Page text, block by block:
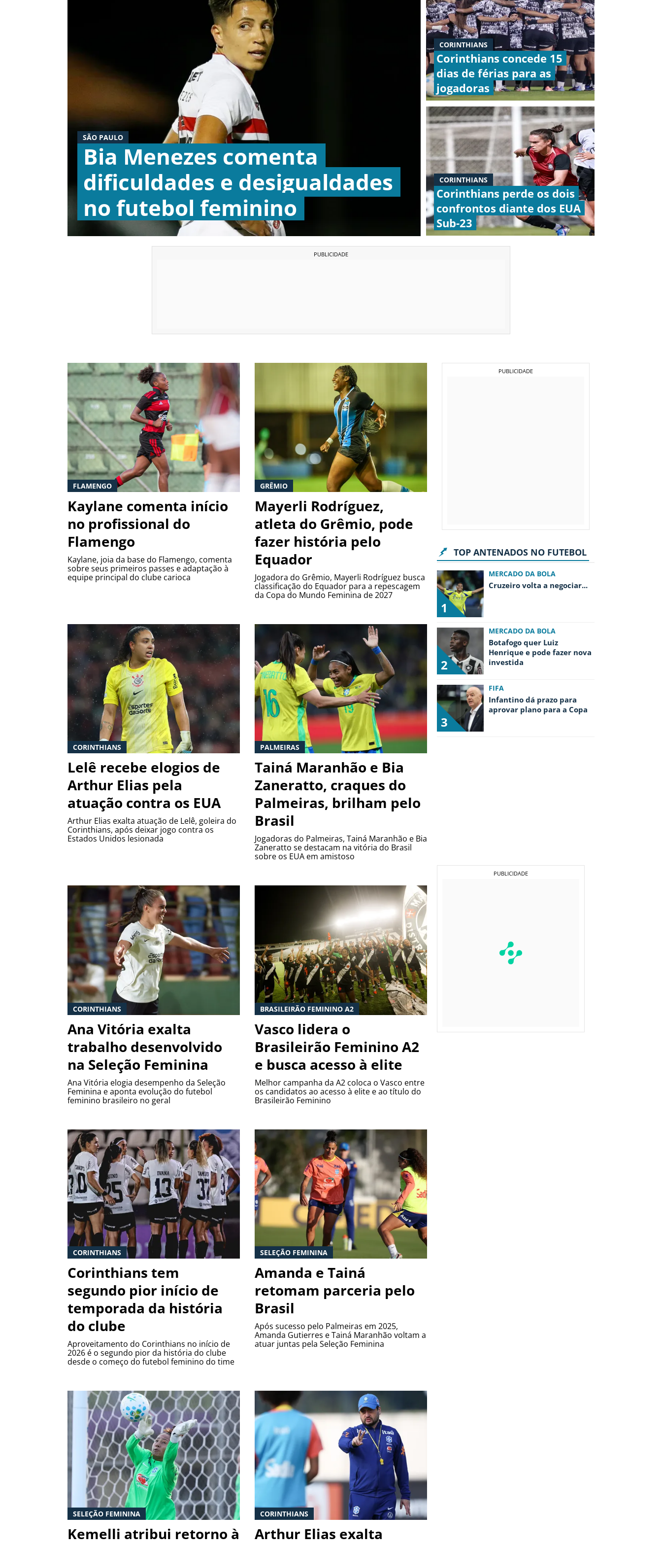
SÃO PAULO
Bia Menezes comenta
dificuldades e desigualdades
no futebol feminino
CORINTHIANS
Corinthians concede 15
dias de férias para as
jogadoras
CORINTHIANS
Corinthians perde os dois
confrontos diante dos EUA
Sub-23
FLAMENGO
Kaylane comenta início
no profissional do
Flamengo
Kaylane, joia da base do Flamengo, comenta
sobre seus primeiros passes e adaptação à
equipe principal do clube carioca
GRÊMIO
Mayerli Rodríguez,
atleta do Grêmio, pode
fazer história pelo
Equador
Jogadora do Grêmio, Mayerli Rodríguez busca
classificação do Equador para a repescagem
da Copa do Mundo Feminina de 2027
CORINTHIANS
Lelê recebe elogios de
Arthur Elias pela
atuação contra os EUA
Arthur Elias exalta atuação de Lelê, goleira do
Corinthians, após deixar jogo contra os
Estados Unidos lesionada
PALMEIRAS
Tainá Maranhão e Bia
Zaneratto, craques do
Palmeiras, brilham pelo
Brasil
Jogadoras do Palmeiras, Tainá Maranhão e Bia
Zaneratto se destacam na vitória do Brasil
sobre os EUA em amistoso
CORINTHIANS
Ana Vitória exalta
trabalho desenvolvido
na Seleção Feminina
Ana Vitória elogia desempenho da Seleção
Feminina e aponta evolução do futebol
feminino brasileiro no geral
BRASILEIRÃO FEMININO A2
Vasco lidera o
Brasileirão Feminino A2
e busca acesso à elite
Melhor campanha da A2 coloca o Vasco entre
os candidatos ao acesso à elite e ao título do
Brasileirão Feminino
CORINTHIANS
Corinthians tem
segundo pior início de
temporada da história
do clube
Aproveitamento do Corinthians no início de
2026 é o segundo pior da história do clube
desde o começo do futebol feminino do time
SELEÇÃO FEMININA
Amanda e Tainá
retomam parceria pelo
Brasil
Após sucesso pelo Palmeiras em 2025,
Amanda Gutierres e Tainá Maranhão voltam a
atuar juntas pela Seleção Feminina
SELEÇÃO FEMININA
Kemelli atribui retorno à
CORINTHIANS
Arthur Elias exalta
TOP ANTENADOS NO FUTEBOL
1
MERCADO DA BOLA
Cruzeiro volta a negociar...
2
MERCADO DA BOLA
Botafogo quer Luiz
Henrique e pode fazer nova
investida
3
FIFA
Infantino dá prazo para
aprovar plano para a Copa